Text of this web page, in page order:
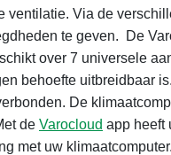
ventilatie. Via de
te geven.
De
over 7 universele
behoefte uitbreidbaar
De
de Varocloud app heeft
met uw klimaatcomputer.